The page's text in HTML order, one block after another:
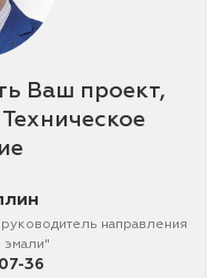
Ваш проект,
направления
эмали"
36